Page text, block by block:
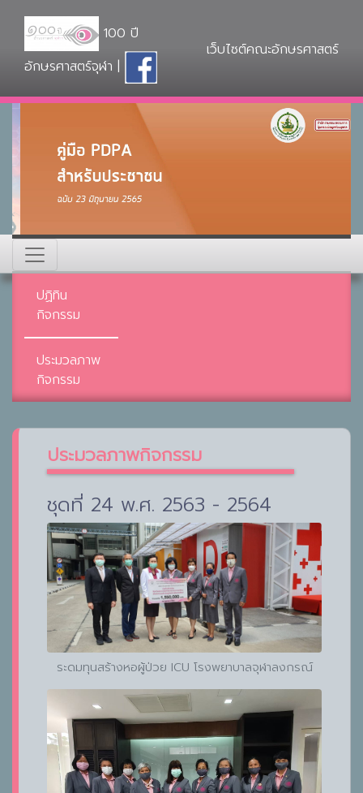
100 ปี
อักษรศาสตร์จุฬา |
เว็บไซต์คณะอักษรศาสตร์
ปฏิทิน
กิจกรรม
ประมวลภาพ
กิจกรรม
ประมวลภาพกิจกรรม
ชุดที่ 24 พ.ศ. 2563 - 2564
ระดมทุนสร้างหอผู้ป่วย ICU โรงพยาบาลจุฬาลงกรณ์